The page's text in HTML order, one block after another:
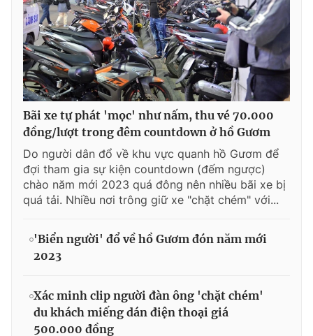
Bãi xe tự phát 'mọc' như nấm, thu vé 70.000
đồng/lượt trong đêm countdown ở hồ Gươm
Do người dân đổ về khu vực quanh hồ Gươm để
đợi tham gia sự kiện countdown (đếm ngược)
chào năm mới 2023 quá đông nên nhiều bãi xe bị
quá tải. Nhiều nơi trông giữ xe "chặt chém" với...
'Biển người' đổ về hồ Gươm đón năm mới
2023
Xác minh clip người đàn ông 'chặt chém'
du khách miếng dán điện thoại giá
500.000 đồng